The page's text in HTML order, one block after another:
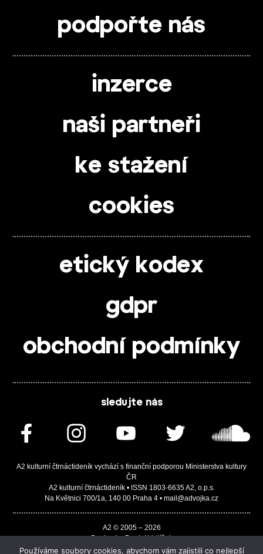
podpořte nás
inzerce
naši partneři
ke stažení
cookies
etický kodex
gdpr
obchodní podmínky
sledujte nás
A2 kulturní čtrnáctideník vychází s finanční podporou Ministerstva kultury
ČR
A2 kulturní čtrnáctideník • ISSN 1803-6635 A2, o.p.s.
Na Květnici 700/1a, 140 00 Praha 4 • mail@advojka.cz
A2 © 2005 – 2026
Design by Daniel Vojtíšek
Built by JASA-IT & ChSoft
Používáme soubory cookies, abychom vám zajistili co nejlepší